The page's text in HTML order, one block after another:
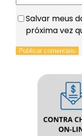
Salvar meus
próxima vez